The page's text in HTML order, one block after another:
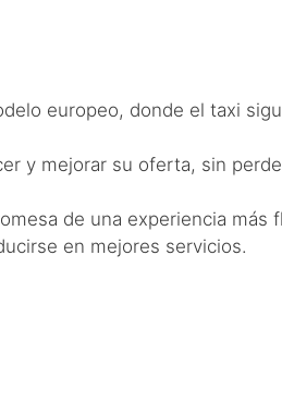
europeo, donde el taxi
y mejorar su oferta, sin
de una experiencia más
en mejores servicios.